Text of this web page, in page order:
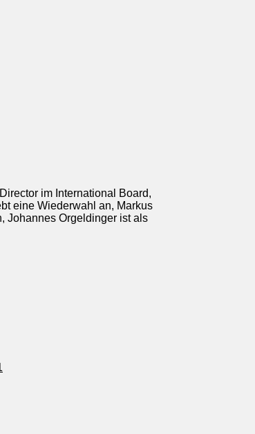
im International Board,
eine Wiederwahl an, Markus
Johannes Orgeldinger ist als